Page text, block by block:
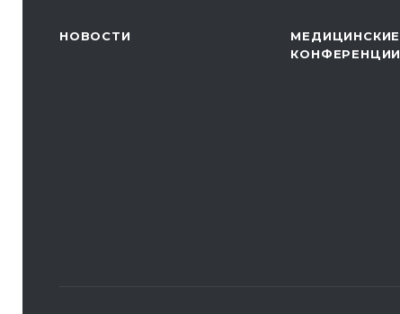
НОВОСТИ
МЕДИЦИНСКИЕ
КОНФЕРЕНЦИИ